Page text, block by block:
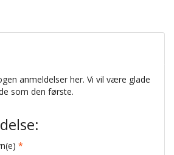
anmeldelser her. Vi vil være glade
som den første.